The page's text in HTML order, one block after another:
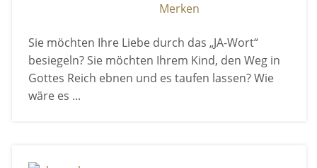
Merken
Sie möchten Ihre Liebe durch das „JA-Wort“
besiegeln? Sie möchten Ihrem Kind, den Weg in
Gottes Reich ebnen und es taufen lassen? Wie
wäre es ...